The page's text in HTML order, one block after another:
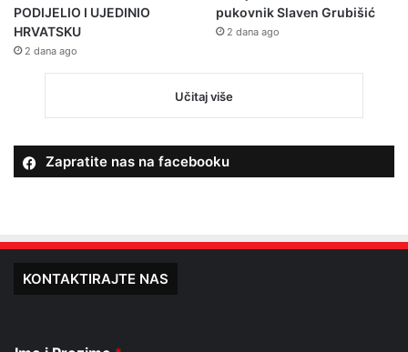
PODIJELIO I UJEDINIO
HRVATSKU
2 dana ago
pukovnik Slaven Grubišić
2 dana ago
Učitaj više
Zapratite nas na facebooku
KONTAKTIRAJTE NAS